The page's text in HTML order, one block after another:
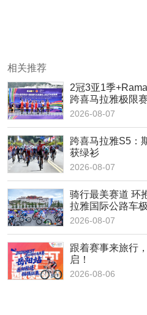
相关推荐
2冠3亚1季+Raman卫冕黄
跨喜马拉雅极限
2026-08-07
跨喜马拉雅S5：
获绿衫
2026-08-07
骑行最美赛道 环
拉雅国际公路车
2026-08-07
跟着赛事来旅行
启！
2026-08-06